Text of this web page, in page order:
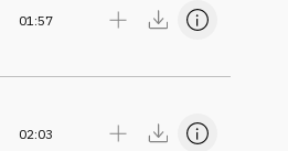
01:57
02:03